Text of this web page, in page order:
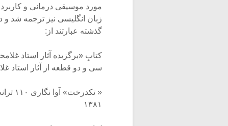
مورد موسیقی درمانی و
زبان انگلیسی نیز ترجمه شد
گذشته عبارتند از:
سی و دو قطعه از آثار استاد
«
۱۳۸۱